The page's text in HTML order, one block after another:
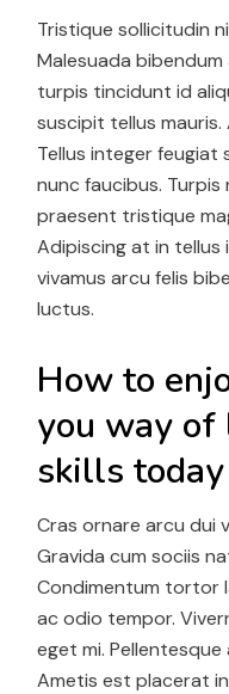
Tristique sollicitudin
Malesuada
turpis tincidunt id
suscipit tellus
Tellus integer feugiat
nunc faucibus.
praesent tristique
Adipiscing at in tellus
vivamus arcu felis
luctus.
How to
you way of
skills today
Cras ornare arcu dui
Gravida cum sociis
Condimentum tortor
ac odio tempor.
eget mi.
Ametis est placerat